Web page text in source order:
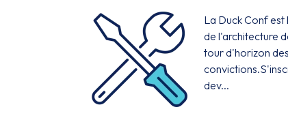
La Duck Conf
de l'architecture
tour d'horizon
dev...